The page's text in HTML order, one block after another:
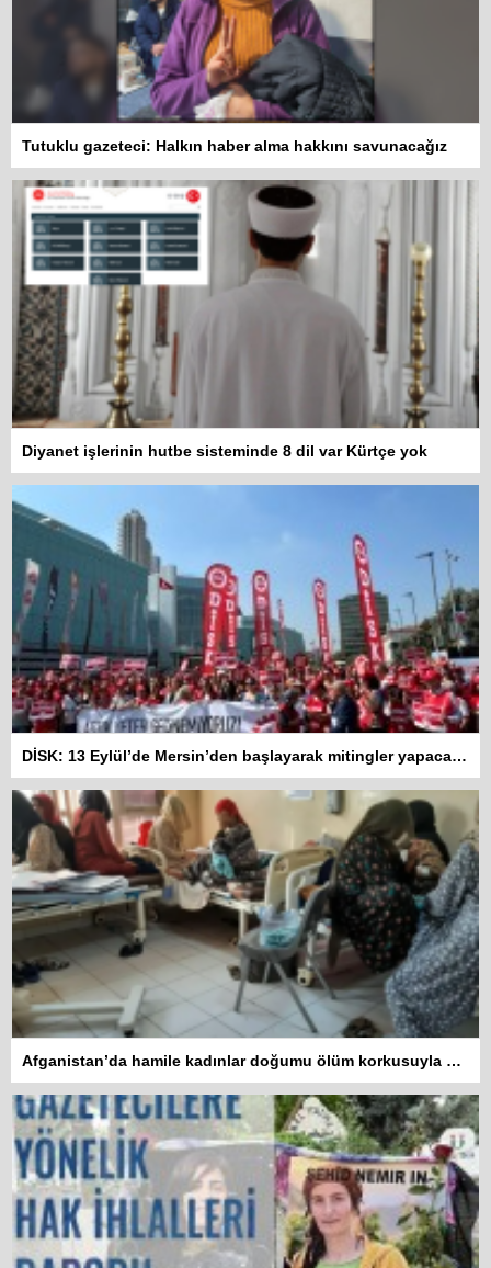
Tutuklu gazeteci: Halkın haber alma hakkını savunacağız
Diyanet işlerinin hutbe sisteminde 8 dil var Kürtçe yok
DİSK: 13 Eylül’de Mersin’den başlayarak mitingler yapacağız
Afganistan’da hamile kadınlar doğumu ölüm korkusuyla bekliyor